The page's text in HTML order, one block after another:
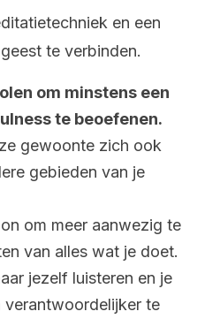
en een
te verbinden.
om minstens een
te beoefenen.
gewoonte zich ook
gebieden van je
om meer aanwezig te
van alles wat je doet.
jezelf luisteren en je
verantwoordelijker te